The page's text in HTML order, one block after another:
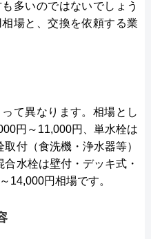
報
救急車
栄1丁目14-15
域を除く）
い、コンビニ、銀行支
消耗品など一部サービ
細は公式HPでご確認ください
会社RSが運営する水ま
多いのではないでしょう
場と、交換を依頼する業
て異なります。相場とし
円～11,000円、単水栓は
付（食洗機・浄水器等）
水栓は壁付・デッキ式・
14,000円相場です。